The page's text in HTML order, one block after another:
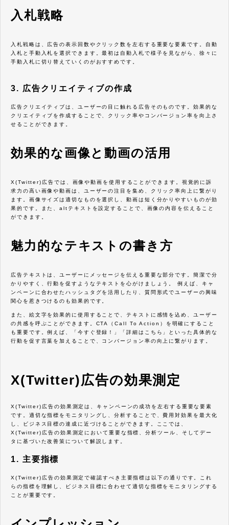
入札戦略
入札戦略は、広告の表示回数やクリック数を左右する重要な要素です。自動
入札と手動入札を選択できます。最初は自動入札で様子を見ながら、徐々に
手動入札に切り替えていくのがおすすめです。
3. 広告クリエイティブの作成
広告クリエイティブは、ユーザーの目に触れる広告そのものです。効果的な
クリエイティブを作成することで、クリック率やコンバージョン率を向上さ
せることができます。
効果的な画像と動画の活用
X(Twitter)広告では、画像や動画を使用することができます。視覚的に訴
求力の高い画像や動画は、ユーザーの注目を集め、クリック率向上に繋がり
ます。画像サイズは適切なものを選択し、動画は短く分かりやすいものが効
果的です。また、altテキストを設定することで、画像の内容を伝えること
ができます。
魅力的なテキストの書き方
広告テキストは、ユーザーにメッセージを伝える重要な部分です。簡潔で分
かりやすく、行動を促すようなテキストを心がけましょう。 例えば、キャ
ンペーンに合わせたハッシュタグを活用したり、質問形式でユーザーの興味
関心を惹きつけるのも効果的です。
また、絵文字を効果的に使用することで、テキストに感情を込め、ユーザー
の共感を呼ぶことができます。CTA（Call To Action）を明確にすること
も重要です。例えば、「今すぐ登録！」「詳細はこちら」といった具体的な
行動を促す言葉を加えることで、コンバージョン率の向上に繋がります。
X(Twitter)広告の効果測定
X(Twitter)広告の効果測定は、キャンペーンの成功を左右する重要な要素
です。適切な指標をモニタリングし、分析することで、費用対効果を最大化
し、ビジネス目標の達成に近づけることができます。ここでは、
X(Twitter)広告の効果測定において重要な指標、分析ツール、そしてデー
タに基づいた改善策について解説します。
1. 主要指標
X(Twitter)広告の効果測定で確認すべき主要指標は以下の通りです。これ
らの指標を理解し、ビジネス目標に合わせて適切な指標をモニタリングする
ことが重要です。